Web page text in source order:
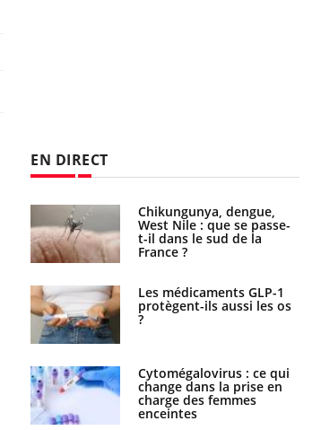
EN DIRECT
Chikungunya, dengue,
West Nile : que se passe-
t-il dans le sud de la
France ?
Les médicaments GLP-1
protègent-ils aussi les os
?
Cytomégalovirus : ce qui
change dans la prise en
charge des femmes
enceintes